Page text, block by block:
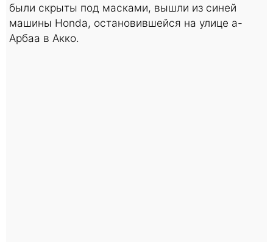
были скрыты под масками, вышли из синей
машины Honda, остановившейся на улице а-
Арбаа в Акко.